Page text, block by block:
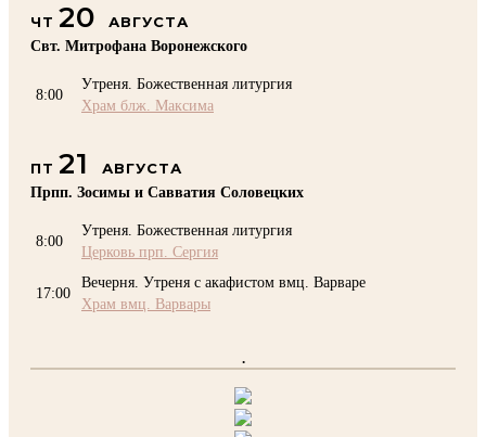
ЧТ 20
АВГУСТА
Свт. Митрофана Воронежского
8:00
Утреня. Божественная литургия
Храм блж. Максима
ПТ 21
АВГУСТА
Прпп. Зосимы и Савватия Соловецких
8:00
Утреня. Божественная литургия
Церковь прп. Сергия
17:00
Вечерня. Утреня с акафистом вмц. Варваре
Храм вмц. Варвары
.